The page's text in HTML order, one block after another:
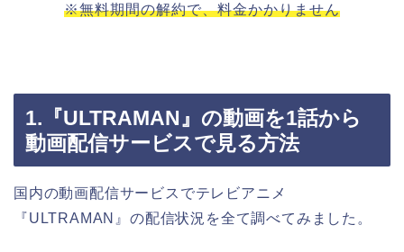
※無料期間の解約で、料金かかりません
1.『ULTRAMAN』の動画を1話から
動画配信サービスで見る方法
国内の動画配信サービスでテレビアニメ
『ULTRAMAN』の配信状況を全て調べてみました。